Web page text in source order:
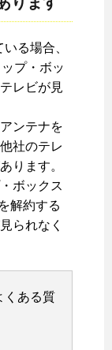
る場合、
プ・ボッ
レビが見
ンテナを
社のテレ
ります。
ボックス
解約する
られなく
くある質